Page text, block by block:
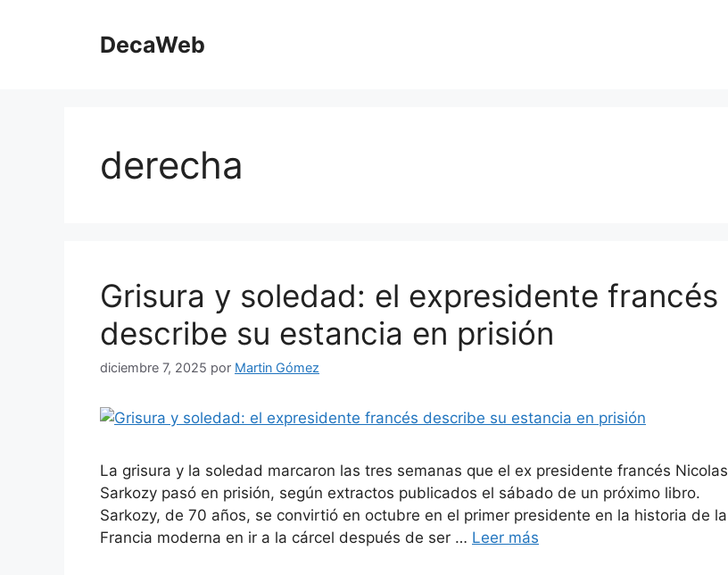
DecaWeb
derecha
Grisura y soledad: el expresidente francés
describe su estancia en prisión
diciembre 7, 2025 por Martin Gómez
La grisura y la soledad marcaron las tres semanas que el ex presidente francés Nicolas
Sarkozy pasó en prisión, según extractos publicados el sábado de un próximo libro.
Sarkozy, de 70 años, se convirtió en octubre en el primer presidente en la historia de la
Francia moderna en ir a la cárcel después de ser … Leer más